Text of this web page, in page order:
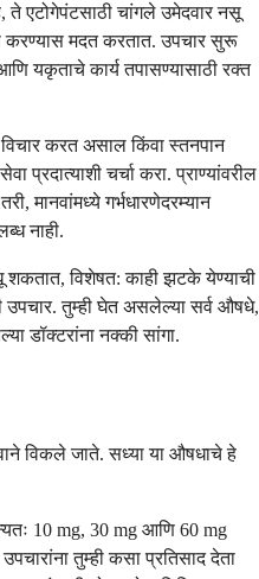
ते एटोगेपंटसाठी चांगले उमेदवार नसू
करण्यास मदत करतात. उपचार सुरू
यकृताचे कार्य तपासण्यासाठी रक्त
विचार करत असाल किंवा स्तनपान
प्रदात्याशी चर्चा करा. प्राण्यांवरील
मानवांमध्ये गर्भधारणेदरम्यान
नाही.
शकतात, विशेषत: काही झटके येण्याची
तुम्ही घेत असलेल्या सर्व औषधे,
डॉक्टरांना नक्की सांगा.
विकले जाते. सध्या या औषधाचे हे
10 mg, 30 mg आणि 60 mg
तुम्ही कसा प्रतिसाद देता